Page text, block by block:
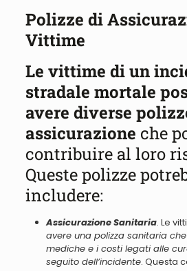
Polizze di
Vittime
Le vittime di un
stradale mortale
avere diverse
assicurazione che
contribuire al loro
Queste polizze
includere:
Assicurazione Sanitaria. Le
avere una polizza sanitaria
mediche e i costi legati alle
seguito dell’incidente. Questa